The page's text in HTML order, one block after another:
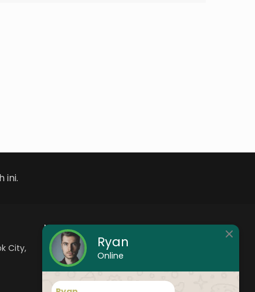
ini.
City,
Menu
Home
About us
Ryan
Online